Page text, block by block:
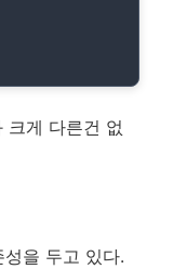
게 다른건 없
을 두고 있다.